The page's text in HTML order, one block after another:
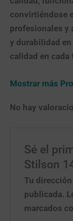
convirtiéndose
profesionales y
y durabilidad en
calidad en cada
Mostrar más
No hay
Sé el
Stilson
Tu
publicada.
marcados